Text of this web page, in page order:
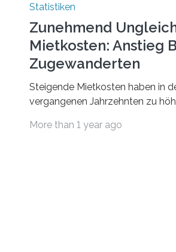
Statistiken
Zunehmend
Mietkosten: Anstieg
Zugewanderten
Steigende Mietkosten haben in
vergangenen Jahrzehnten zu
geführt. In einer aktuellen Studie
More than 1 year ago